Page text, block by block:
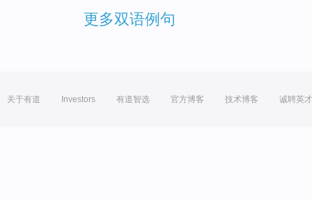
更多双语例句
关于有道 Investors 有道智选 官方博客 技术博客 诚聘英才